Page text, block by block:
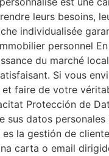
leurs besoins,
individualisée
personnel
du marché
Si vous
faire de votre
Protección de
datos
la gestión de
carta o email